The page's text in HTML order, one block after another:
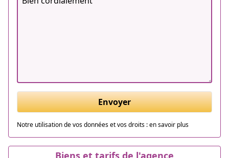
Envoyer
Notre utilisation de vos données et vos droits :en savoir plus
Biens et tarifs de l'agence